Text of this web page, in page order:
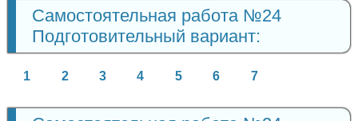
Самостоятельная работа №24
Подготовительный вариант:
1 2 3 4 5 6 7